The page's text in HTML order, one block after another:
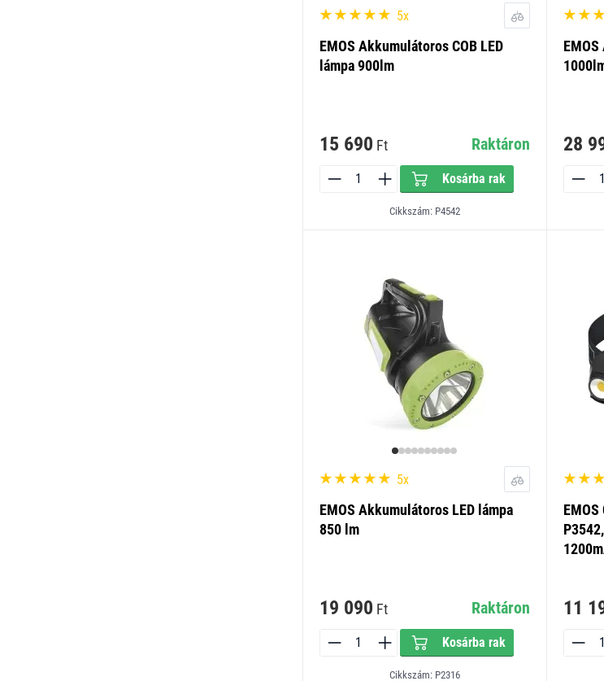
5x
EMOS Akkumulátoros COB LED
lámpa 900lm
15 690 Ft Raktáron
Kosárba rak
Cikkszám: P4542
28
5x
EMOS Akkumulátoros LED lámpa
850 lm
19 090 Ft Raktáron
Kosárba rak
Cikkszám: P2316
11